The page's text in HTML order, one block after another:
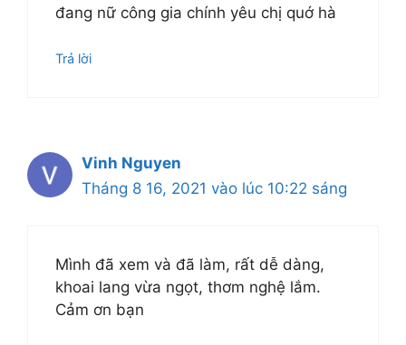
đang nữ công gia chính yêu chị quớ hà
Trả lời
Vinh Nguyen
Tháng 8 16, 2021 vào lúc 10:22 sáng
Mình đã xem và đã làm, rất dễ dàng,
khoai lang vừa ngọt, thơm nghệ lắm.
Cảm ơn bạn